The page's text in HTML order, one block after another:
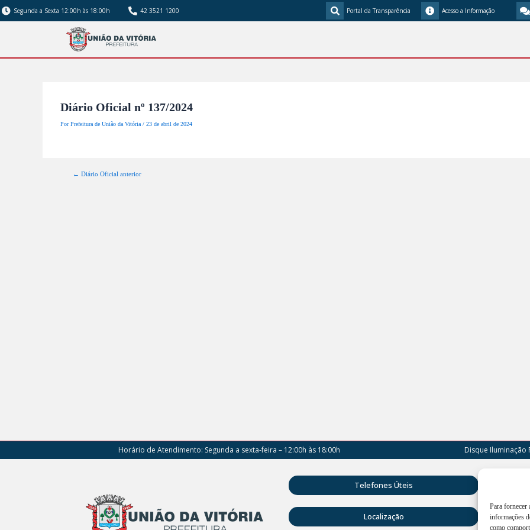
Para fornecer
informações
como
Segunda a Sexta 12:00h às 18:00h 42 3521 1200 Portal da Transparência Acesso a Informação
Diário Oficial nº 137/2024
PorPrefeitura de União da Vitória / 23 de abril de 2024
← Diário Oficial anterior
Horário de Atendimento: Segunda a sexta-feira – 12:00h às 18:00h Disque Iluminação
Telefones Úteis
Localização